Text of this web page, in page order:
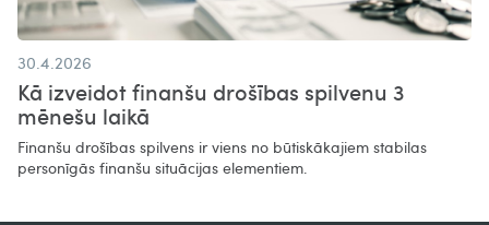
30.4.2026
Kā izveidot finanšu drošības spilvenu 3
mēnešu laikā
Finanšu drošības spilvens ir viens no būtiskākajiem stabilas
personīgās finanšu situācijas elementiem.